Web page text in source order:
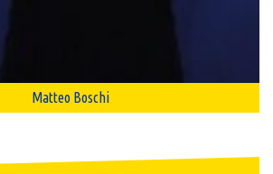
Matteo Boschi